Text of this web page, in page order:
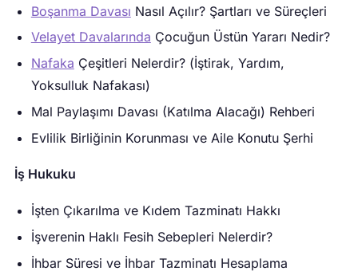
Boşanma Davası Nasıl Açılır? Şartları ve Süreçleri
Velayet Davalarında Çocuğun Üstün Yararı Nedir?
Nafaka Çeşitleri Nelerdir? (İştirak, Yardım,
Yoksulluk Nafakası)
Mal Paylaşımı Davası (Katılma Alacağı) Rehberi
Evlilik Birliğinin Korunması ve Aile Konutu Şerhi
İş Hukuku
İşten Çıkarılma ve Kıdem Tazminatı Hakkı
İşverenin Haklı Fesih Sebepleri Nelerdir?
İhbar Süresi ve İhbar Tazminatı Hesaplama